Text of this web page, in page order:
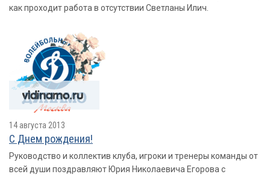
как проходит работа в отсутствии Светланы Илич.
14 августа 2013
С Днем рождения!
Руководство и коллектив клуба, игроки и тренеры команды от
всей души поздравляют Юрия Николаевича Егорова с